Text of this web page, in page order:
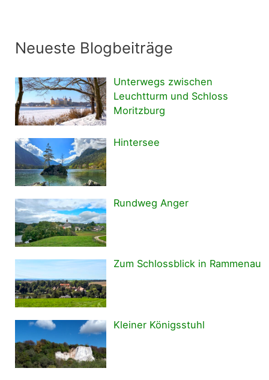
Neueste Blogbeiträge
Unterwegs zwischen
Leuchtturm und Schloss
Moritzburg
Hintersee
Rundweg Anger
Zum Schlossblick in Rammenau
Kleiner Königsstuhl